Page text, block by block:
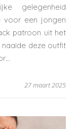
voor een jongen
patroon uit het
deze outfit
27 maart 2025